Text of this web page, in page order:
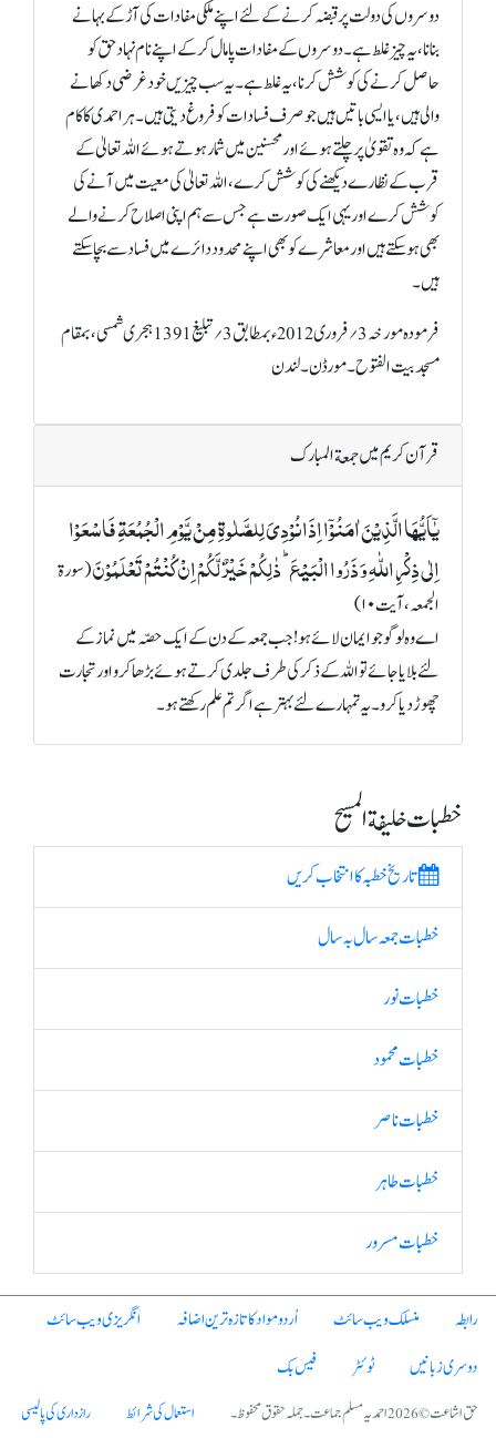
دوسروں کی دولت پر قبضہ کرنے کے لئے اپنے ملکی مفادات کی آڑ کے بہانے
بنانا، یہ چیز غلط ہے۔ دوسروں کے مفادات پامال کر کے اپنے نام نہاد حق کو
حاصل کرنے کی کوشش کرنا، یہ غلط ہے۔ یہ سب چیزیں خود غرضی دکھانے
والی ہیں، یا ایسی باتیں ہیں جو صرف فسادات کو فروغ دیتی ہیں۔ ہر احمدی کا کام
ہے کہ وہ تقویٰ پر چلتے ہوئے اور محسنین میں شمار ہوتے ہوئے اللہ تعالیٰ کے
قرب کے نظارے دیکھنے کی کوشش کرے، اللہ تعالیٰ کی معیت میں آنے کی
کوشش کرے اور یہی ایک صورت ہے جس سے ہم اپنی اصلاح کرنے والے
بھی ہو سکتے ہیں اور معاشرے کو بھی اپنے محدود دائرے میں فساد سے بچا سکتے
ہیں۔
فرمودہ مورخہ 3؍فروری 2012ء بمطابق 3؍تبلیغ 1391 ہجری شمسی، بمقام
مسجد بیت الفتوح۔ مورڈن۔ لندن
قرآن کریم میں جمعة المبارک
یٰۤاَیُّہَا الَّذِیۡنَ اٰمَنُوۡۤا اِذَا نُوۡدِیَ لِلصَّلٰوۃِ مِنۡ یَّوۡمِ الۡجُمُعَۃِ فَاسۡعَوۡا
اِلٰی ذِکۡرِ اللّٰہِ وَ ذَرُوا الۡبَیۡعَ ؕ ذٰلِکُمۡ خَیۡرٌ لَّکُمۡ اِنۡ کُنۡتُمۡ تَعۡلَمُوۡنَ(سورة
الجمعہ، آیت ۱۰)
اے وہ لوگو جو ایمان لائے ہو! جب جمعہ کے دن کے ایک حصّہ میں نماز کے
لئے بلایا جائے تو اللہ کے ذکر کی طرف جلدی کرتے ہوئے بڑھا کرو اور تجارت
چھوڑ دیا کرو۔ یہ تمہارے لئے بہتر ہے اگر تم علم رکھتے ہو۔
خطبات خلیفة المسیح
تاریخ خطبہ کا انتخاب کریں
خطبات جمعہ سال بہ سال
خطبات نور
خطبات محمود
خطبات ناصر
خطبات طاہر
خطبات مسرور
رابطہ منسلک ویب سائٹ اُردو مواد کا تازہ ترین اضافہ
انگریزی ویب سائٹ
دوسری زبانیں
ٹوئٹر فیس بک
حق اشاعت © 2026 احمدیہ مسلم جماعت۔ جملہ حقوق محفوظ۔ استعمال کی شرائط رازداری کی پالیسی